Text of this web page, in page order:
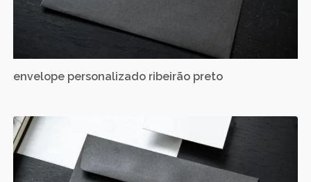
envelope personalizado ribeirão preto